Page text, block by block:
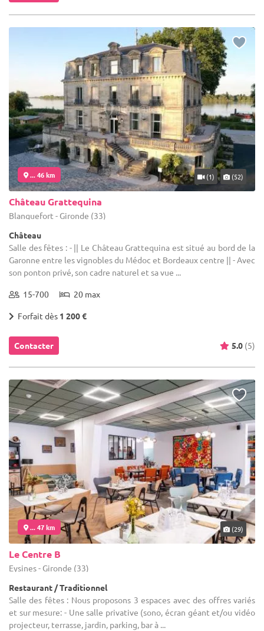
... 46 km (1) (52)
Château Grattequina
Blanquefort - Gironde (33)
Château
Salle des fêtes : - || Le Château Grattequina est situé au bord de la
Garonne entre les vignobles du Médoc et Bordeaux centre || - Avec
son ponton privé, son cadre naturel et sa vue ...
15-700 20 max
Forfait dès 1 200 €
Contacter 5.0 (5)
... 47 km (29)
Le Centre B
Eysines - Gironde (33)
Restaurant / Traditionnel
Salle des fêtes : Nous proposons 3 espaces avec des offres variés
et sur mesure: - Une salle privative (sono, écran géant et/ou vidéo
projecteur, terrasse, jardin, parking, bar à ...